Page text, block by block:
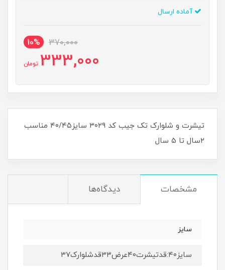
آماده ارسال
370,000
10%
333,000 تومان
تیشرت و شلوارک تک جیب کد ۳۰۲۹ سایز۴۰/۴۵ مناسب
۲سال تا ۵ سال
مشخصات دیدگاه‌ها
سایز
سایز۴۰:قدتیشرت۴۰عرض۳۳قدشلوارک۳۷